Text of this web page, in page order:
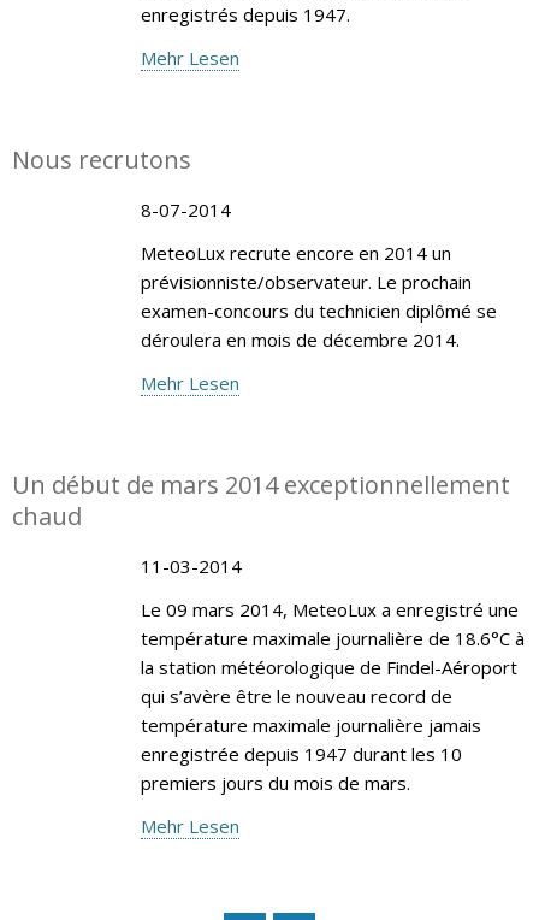
enregistrés depuis 1947.
Mehr Lesen
Nous recrutons
8-07-2014
MeteoLux recrute encore en 2014 un
prévisionniste/observateur. Le prochain
examen-concours du technicien diplômé se
déroulera en mois de décembre 2014.
Mehr Lesen
Un début de mars 2014 exceptionnellement
chaud
11-03-2014
Le 09 mars 2014, MeteoLux a enregistré une
température maximale journalière de 18.6°C à
la station météorologique de Findel-Aéroport
qui s’avère être le nouveau record de
température maximale journalière jamais
enregistrée depuis 1947 durant les 10
premiers jours du mois de mars.
Mehr Lesen